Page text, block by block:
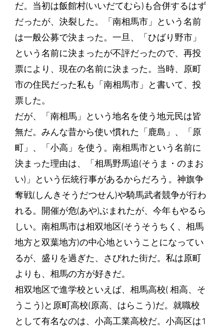
だ。当初は飯館村(いいだてむら)も合併するはず
だったが、決裂した。「南相馬市」という名前
は一般公募で決まった。一旦、「ひばり野市」
という名前に決まったが不評だったので、再投
票により、現在の名前に決まった。当時、原町
市の住民だった私も「南相馬市」と書いて、投
票した。
だが、「南相馬」という地名を使う地元民は皆
無だ。みんな昔から使い慣れた「鹿島」、「原
町」、「小高」を使う。南相馬市という名前に
決まった理由は、「相馬野馬追(そうま・のまお
い)」という伝統行事があるからだろう。神旗争
奪戦(しんきそうだつせん)や騎馬武者競争が行わ
れる。開催が危(あや)ぶまれたが、今年もやるら
しい。南相馬市は相双地区(そうそうちく、相馬
地方と双葉地方)の中心地ということになってい
るが、盛りを過ぎた、さびれた街だ。私は原町
よりも、相馬の方が好きだ。
相双地区で進学校といえば、相馬高校( 相高、そ
うこう)と原町高校(原高、はらこう)だ。就職校
として有名なのは、小高工業高校だ。小高区は1